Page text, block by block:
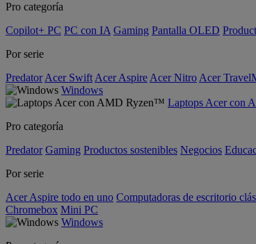
Pro categoría
Copilot+ PC PC con IA Gaming Pantalla OLED
Por serie
Predator Acer Swift Acer Aspire Acer Nitro Acer
Windows
Laptops Acer con
Pro categoría
Predator Gaming Productos sostenibles Negocios
Por serie
Acer Aspire todo en uno Computadoras de escritorio
Chromebox Mini PC
Windows